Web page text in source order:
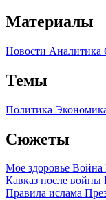
Материалы
Новости Аналитика
Темы
Политика
Сюжеты
Мое здоровье Война
Кавказ после войны
Правила ислама